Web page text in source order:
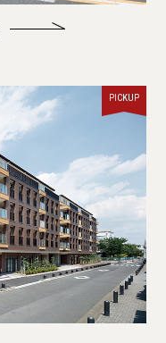
PICKUP